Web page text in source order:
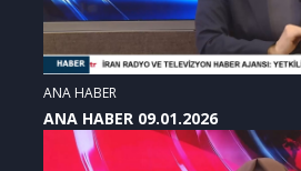
ANA HABER
ANA HABER 09.01.2026